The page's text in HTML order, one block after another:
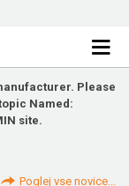
Please
Named:
site.
Poglej vse novice...